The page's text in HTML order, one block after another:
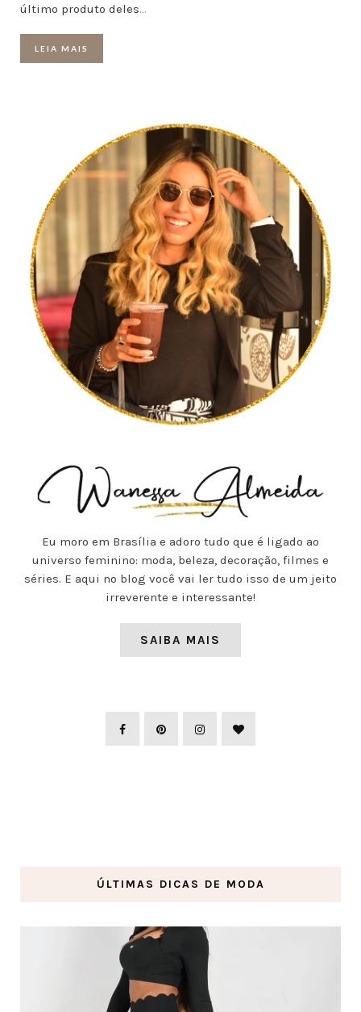
último produto deles…
LEIA MAIS
Eu moro em Brasília e adoro tudo que é ligado ao
universo feminino: moda, beleza, decoração, filmes e
séries. E aqui no blog você vai ler tudo isso de um jeito
irreverente e interessante!
SAIBA MAIS
ÚLTIMAS DICAS DE MODA